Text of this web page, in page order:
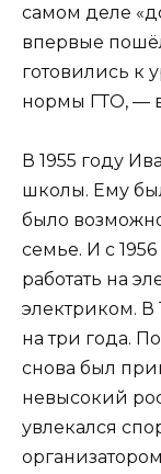
самом деле
впервые
готовились к
нормы ГТО, —
В 1955 году
школы. Ему
было
семье. И с
работать на
электриком. В
на три года.
снова был
невысокий
увлекался